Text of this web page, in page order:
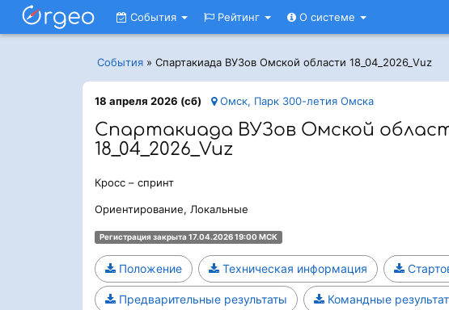
События Рейтинг О системе
События » Спартакиада ВУЗов Омской области 18_04_2026_Vuz
18 апреля 2026 (сб) Омск, Парк 300-летия Омска
Спартакиада ВУЗов Омской
18_04_2026_Vuz
Кросс – спринт
Ориентирование, Локальные
Регистрация закрыта 17.04.2026 19:00 МСК
Положение Техническая информация
Предварительные результаты Командные